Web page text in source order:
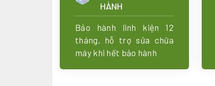
HÀNH
Bảo hành linh kiện 12
tháng, hỗ trợ sửa chữa
máy khi hết bảo hành